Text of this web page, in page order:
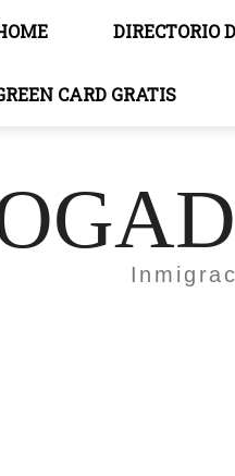
DIRECTORIO
CARD GRATIS